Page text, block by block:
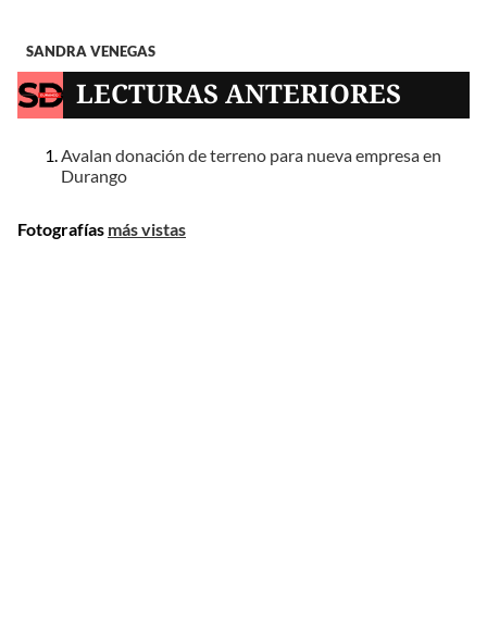
SANDRA VENEGAS
LECTURAS ANTERIORES
Avalan donación de terreno para nueva empresa en
Durango
Fotografías más vistas